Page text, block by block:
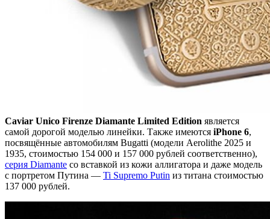
Caviar Unico Firenze Diamante Limited Edition является
самой дорогой моделью линейки. Также имеются iPhone 6,
посвящённые автомобилям Bugatti (модели Aerolithe 2025 и
1935, стоимостью 154 000 и 157 000 рублей соответственно),
серия Diamante со вставкой из кожи аллигатора и даже модель
с портретом Путина — Ti Supremo Putin из титана стоимостью
137 000 рублей.